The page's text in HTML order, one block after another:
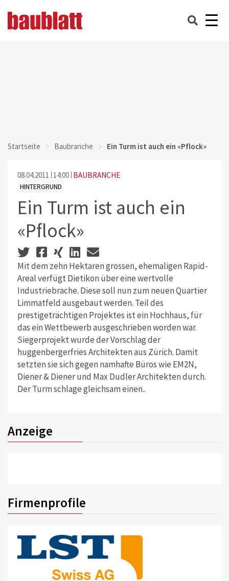
Startseite Baubranche Ein Turm ist auch ein «Pflock»
08.04.2011 14:00 BAUBRANCHE
HINTERGRUND
Ein Turm ist auch ein
«Pflock»
Mit dem zehn Hektaren grossen, ehemaligen Rapid-
Areal verfügt Dietikon über eine wertvolle
Industriebrache. Diese soll nun zum neuen Quartier
Limmatfeld ausgebaut werden. Teil des
prestigeträchtigen Projektes ist ein Hochhaus, für
das ein Wettbewerb ausgeschrieben worden war.
Siegerprojekt wurde der Vorschlag der
huggenbergerfries Architekten aus Zürich. Damit
setzten sie sich gegen namhafte Büros wie EM2N,
Diener & Diener und Max Dudler Architekten durch.
Der Turm schlage gleichsam einen..
Anzeige
Firmenprofile